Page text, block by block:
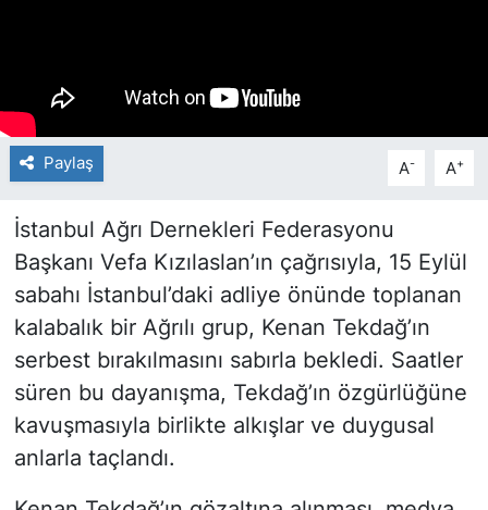
Paylaş A- A+
İstanbul Ağrı Dernekleri Federasyonu
Başkanı Vefa Kızılaslan’ın çağrısıyla, 15 Eylül
sabahı İstanbul’daki adliye önünde toplanan
kalabalık bir Ağrılı grup, Kenan Tekdağ’ın
serbest bırakılmasını sabırla bekledi. Saatler
süren bu dayanışma, Tekdağ’ın özgürlüğüne
kavuşmasıyla birlikte alkışlar ve duygusal
anlarla taçlandı.